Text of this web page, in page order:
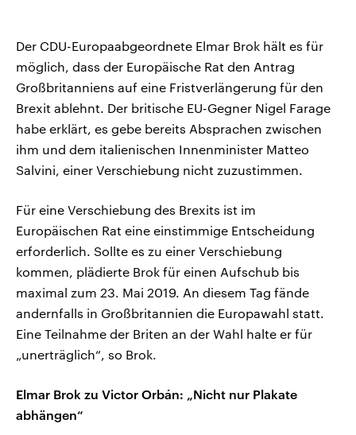
Der CDU-Europaabgeordnete Elmar Brok hält es für
möglich, dass der Europäische Rat den Antrag
Großbritanniens auf eine Fristverlängerung für den
Brexit ablehnt. Der britische EU-Gegner Nigel Farage
habe erklärt, es gebe bereits Absprachen zwischen
ihm und dem italienischen Innenminister Matteo
Salvini, einer Verschiebung nicht zuzustimmen.
Für eine Verschiebung des Brexits ist im
Europäischen Rat eine einstimmige Entscheidung
erforderlich. Sollte es zu einer Verschiebung
kommen, plädierte Brok für einen Aufschub bis
maximal zum 23. Mai 2019. An diesem Tag fände
andernfalls in Großbritannien die Europawahl statt.
Eine Teilnahme der Briten an der Wahl halte er für
„unerträglich“, so Brok.
Elmar Brok zu Victor Orbán: „Nicht nur Plakate
abhängen“